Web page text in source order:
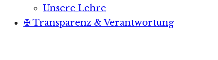
Unsere Lehre
✠ Transparenz & Verantwortung